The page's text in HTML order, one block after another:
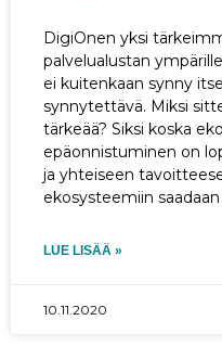
DigiOnen yksi
palvelualustan
ei kuitenkaan synny
synnytettävä. Miksi
tärkeää? Siksi koska
epäonnistuminen on
ja yhteiseen
ekosysteemiin
LUE LISÄÄ »
10.11.2020